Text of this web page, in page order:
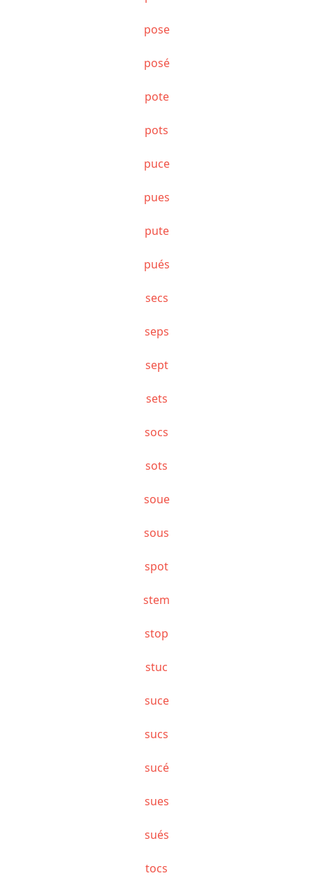
pose
posé
pote
pots
puce
pues
pute
pués
secs
seps
sept
sets
socs
sots
soue
sous
spot
stem
stop
stuc
suce
sucs
sucé
sues
sués
tocs